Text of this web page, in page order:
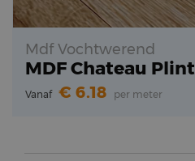
Mdf Vochtwerend
MDF Chateau Plint
Vanaf 6.18 per meter